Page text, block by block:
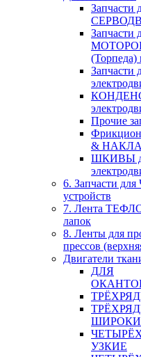
Запчасти
МОТОРОВ
(Торпеда)
Запчасти
Прочие
&
ШКИВЫ
6. Запчасти
устройств
7. Лента
лапок
8. Ленты для
прессов
Двигатели
ДЛЯ
УЗКИЕ